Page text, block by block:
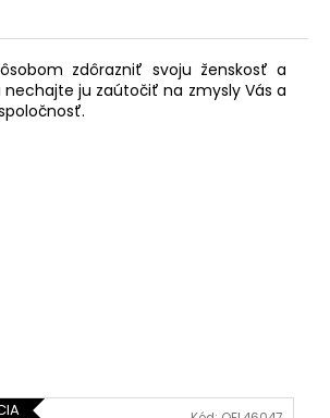
zdôrazniť svoju ženskosť a
ju zaútočiť na zmysly Vás a